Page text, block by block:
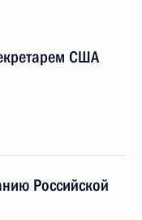
США
Российской